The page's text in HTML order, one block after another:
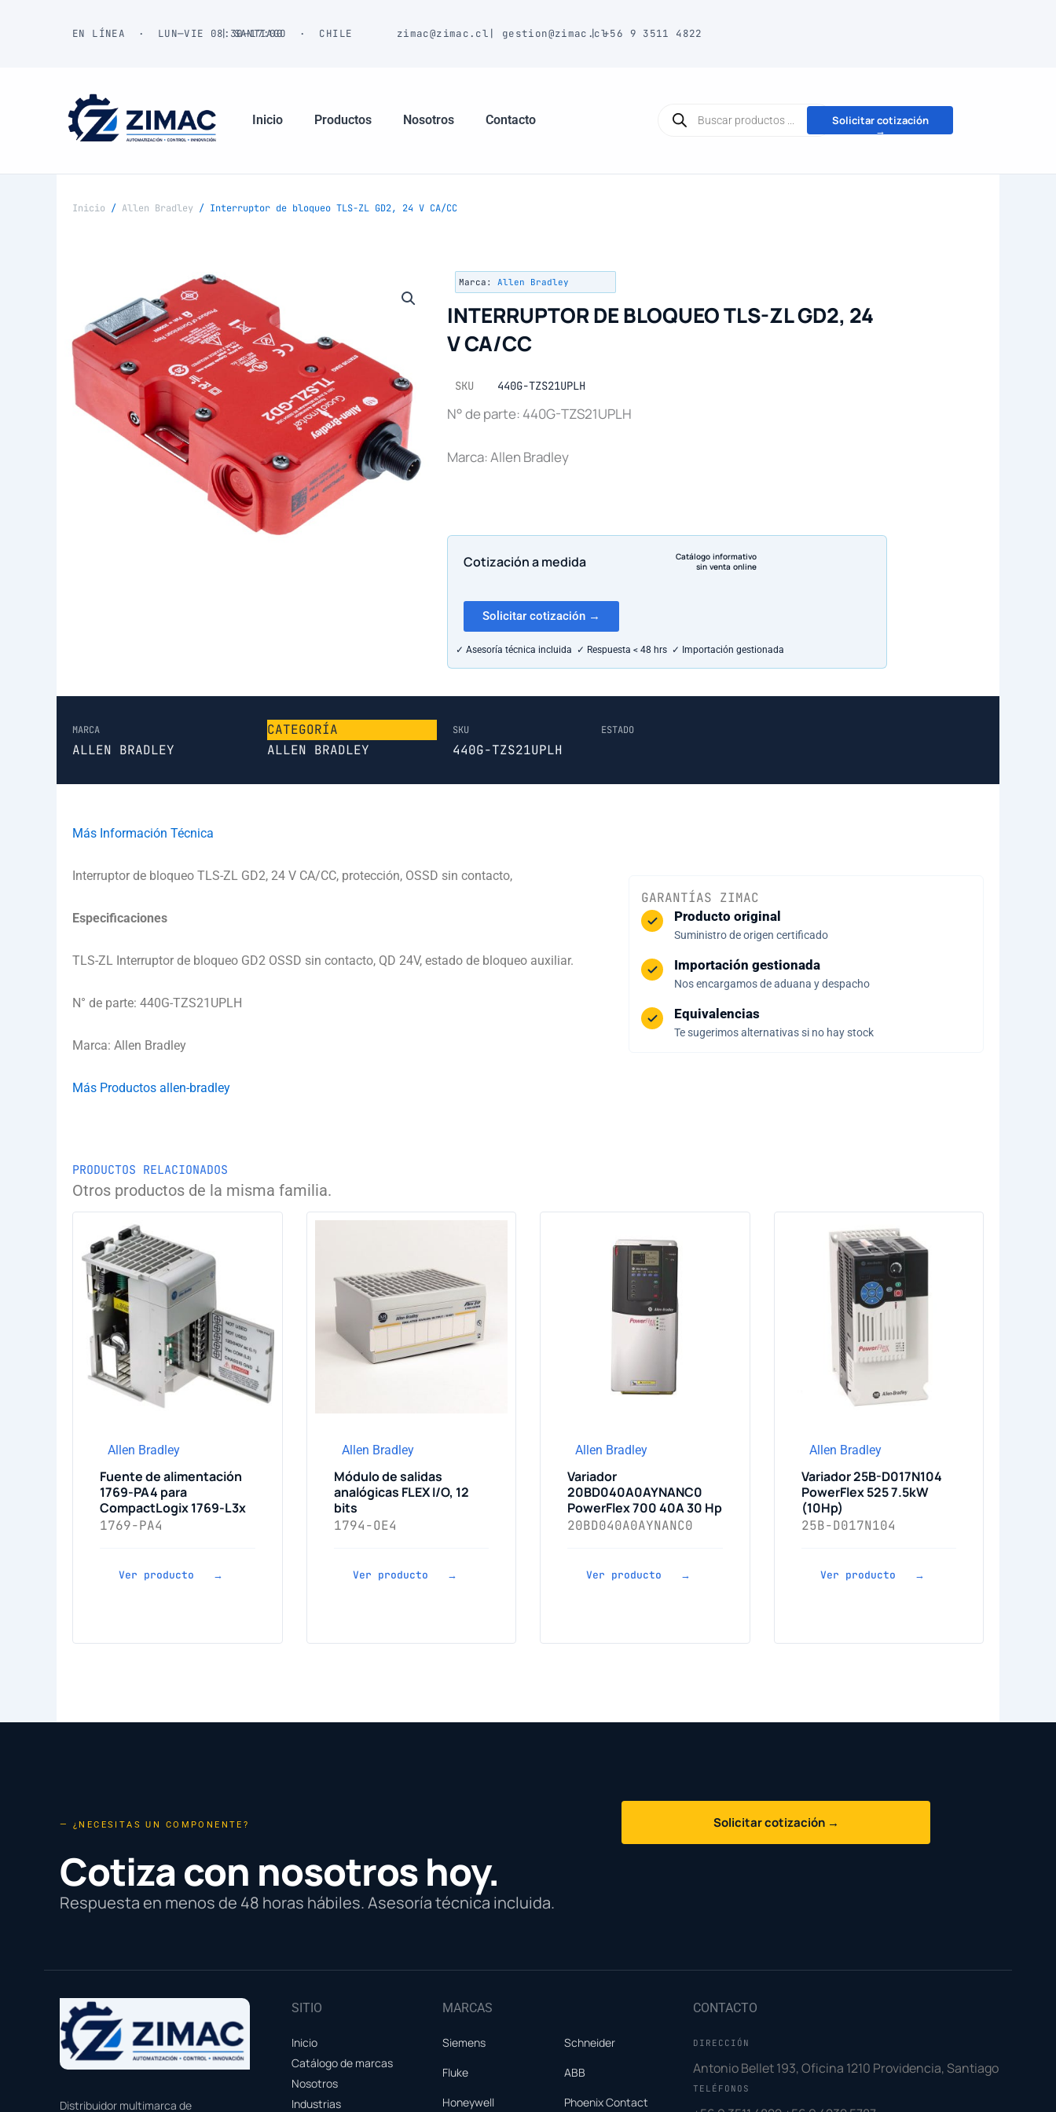
EN LÍNEA · LUN—VIE 08:30—17:00| SANTIAGO · CHILE zimac@zimac.cl | gestion@zimac.cl
|+56 9 3511 4822
Inicio Productos Nosotros Contacto
productos
Solicitar cotización
→
Inicio / Allen Bradley / Interruptor de bloqueo TLS-ZL GD2, 24 V CA/CC
Marca: Allen Bradley
INTERRUPTOR DE BLOQUEO TLS-ZL GD2, 24
V CA/CC
SKU 440G-TZS21UPLH
N° de parte: 440G-TZS21UPLH
Marca: Allen Bradley
Cotización a medida
Catálogo informativo
sin venta online
Solicitar cotización →
✓ Asesoría técnica incluida ✓ Respuesta < 48 hrs ✓ Importación gestionada
MARCA
ALLEN BRADLEY
CATEGORÍA
ALLEN BRADLEY
SKU
440G-TZS21UPLH
ESTADO
Más Información Técnica
Interruptor de bloqueo TLS-ZL GD2, 24 V CA/CC, protección, OSSD sin contacto,
Especificaciones
TLS-ZL Interruptor de bloqueo GD2 OSSD sin contacto, QD 24V, estado de bloqueo auxiliar.
N° de parte: 440G-TZS21UPLH
Marca: Allen Bradley
Más Productos allen-bradley
GARANTÍAS ZIMAC
Producto original
Suministro de origen certificado
Importación gestionada
Nos encargamos de aduana y despacho
Equivalencias
Te sugerimos alternativas si no hay stock
PRODUCTOS RELACIONADOS
Otros productos de la misma familia.
Allen Bradley
Fuente de alimentación
1769-PA4 para
CompactLogix 1769-L3x
1769-PA4
Ver producto →
Allen Bradley
Módulo de salidas
analógicas FLEX I/O, 12
bits
1794-OE4
Ver producto →
Allen Bradley
Variador
20BD040A0AYNANC0
PowerFlex 700 40A 30 Hp
20BD040A0AYNANC0
Ver producto →
Allen Bradley
Variador 25B-D017N104
PowerFlex 525 7.5kW
(10Hp)
25B-D017N104
Ver producto →
— ¿NECESITAS UN COMPONENTE?
Cotiza con nosotros hoy.
Respuesta en menos de 48 horas hábiles. Asesoría técnica incluida.
Solicitar cotización →
Distribuidor multimarca de
SITIO
Inicio
Catálogo de marcas
Nosotros
Industrias
MARCAS
Siemens
Schneider
Fluke
ABB
Honeywell
Phoenix Contact
CONTACTO
DIRECCIÓN
Antonio Bellet 193, Oficina 1210 Providencia, Santiago
TELÉFONOS